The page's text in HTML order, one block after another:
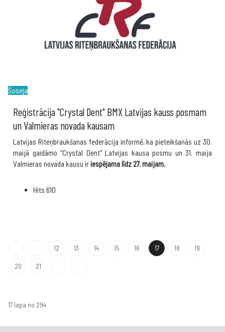
Šoseja
Reģistrācija "Crystal Dent" BMX Latvijas kauss posmam
un Valmieras novada kausam
Latvijas Riteņbraukšanas federācija informē, ka pieteikšanās uz 30.
maijā gaidāmo "Crystal Dent" Latvijas kausa posmu un 31. maija
Valmieras novada kausu iriespējama līdz 27. maijam.
Hits 610
12 13 14 15 16 17 18 19
20 21
17 lapa no 294